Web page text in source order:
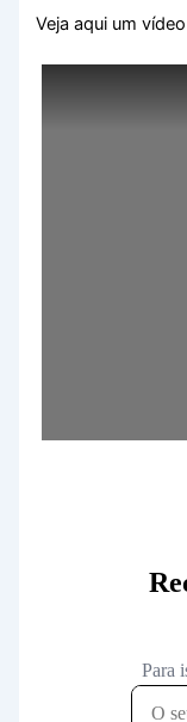
Veja aqui um